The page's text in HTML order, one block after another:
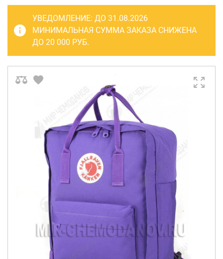
Бьюти-кейсы
САКВОЯЖИ
РАСПРОДАЖА
Сумки колесные
Сумки спортивные
Сумки деловые
Сумки поясные
Сумки пляжные
Сумки для ноутбуков
Сумки-тележки хозяйственные
Сумки-рюкзаки на колёсах
Сумки детские
УВЕДОМЛЕНИЕ: ДО 31.08.2026
МИНИМАЛЬНАЯ СУММА ЗАКАЗА СНИЖЕНА
ДО 20 000 РУБ.